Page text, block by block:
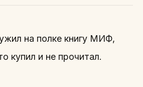
на полке книгу МИФ,
купил и не прочитал.